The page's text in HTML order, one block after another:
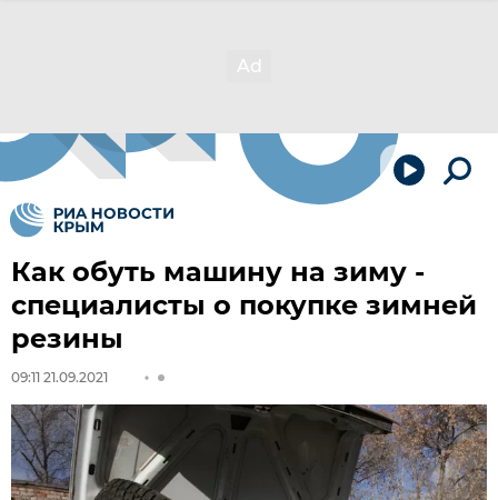
Как обуть машину на зиму -
специалисты о покупке зимней
резины
09:11 21.09.2021